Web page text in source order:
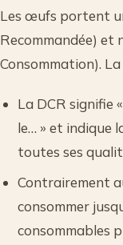
Les œufs portent
Recommandée) et
Consommation).
La DCR signifie
le… » et indique
toutes ses
Contrairement
consommer
consommables